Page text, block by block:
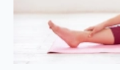
:
berkembang
Kecil kesulitan
Kompresi tali pusar
menekan tali pusar,